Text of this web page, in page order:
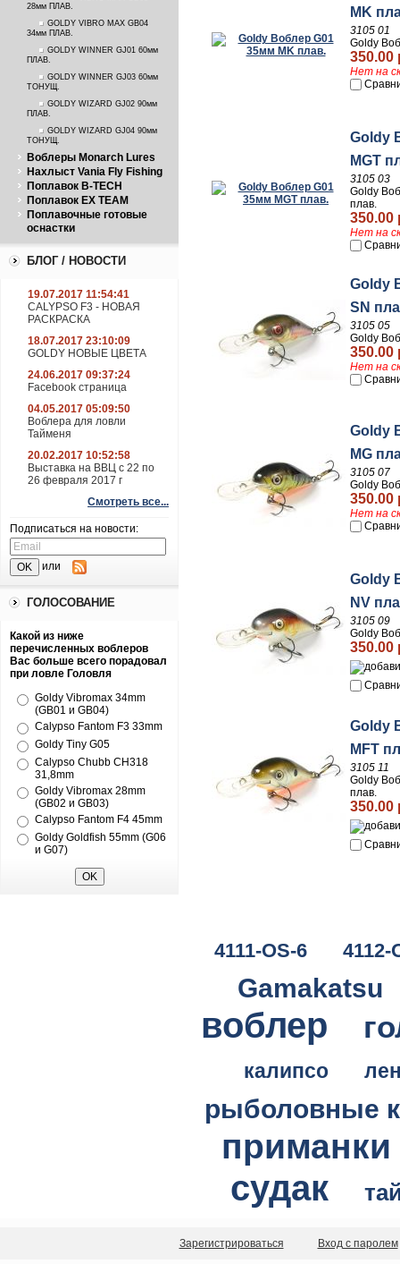
28мм ПЛАВ.
GOLDY VIBRO MAX GB04
34мм ПЛАВ.
GOLDY WINNER GJ01 60мм
ПЛАВ.
GOLDY WINNER GJ03 60мм
ТОНУЩ.
GOLDY WIZARD GJ02 90мм
ПЛАВ.
GOLDY WIZARD GJ04 90мм
ТОНУЩ.
Воблеры Monarch Lures
Нахлыст Vania Fly Fishing
Поплавок B-TECH
Поплавок EX TEAM
Поплавочные готовые
оснастки
БЛОГ / НОВОСТИ
19.07.2017 11:54:41
CALYPSO F3 - НОВАЯ
РАСКРАСКА
18.07.2017 23:10:09
GOLDY НОВЫЕ ЦВЕТА
24.06.2017 09:37:24
Facebook страница
04.05.2017 05:09:50
Воблера для ловли
Тайменя
20.02.2017 10:52:58
Выставка на ВВЦ с 22 по
26 февраля 2017 г
Смотреть все...
Подписаться на новости:
или
ГОЛОСОВАНИЕ
Какой из ниже
перечисленных воблеров
Вас больше всего порадовал
при ловле Головля
Goldy Vibromax 34mm
(GB01 и GB04)
Calypso Fantom F3 33mm
Goldy Tiny G05
Calypso Chubb CH318
31,8mm
Goldy Vibromax 28mm
(GB02 и GB03)
Calypso Fantom F4 45mm
Goldy Goldfish 55mm (G06
и G07)
MK
3105 01
Goldy
350.00
Нет на
Goldy
MGT
3105 03
Goldy
плав.
350.00
Нет на
Goldy
SN
3105 05
Goldy
350.00
Нет на
Goldy
MG
3105 07
Goldy
350.00
Нет на
Goldy
NV
3105 09
Goldy
350.00
Goldy
MFT
3105 11
Goldy
плав.
350.00
4111-OS-6 4112-
Gamakatsu
воблер
калипсо
рыболовные
приманки
судак
Зарегистрироваться Вход с паролем